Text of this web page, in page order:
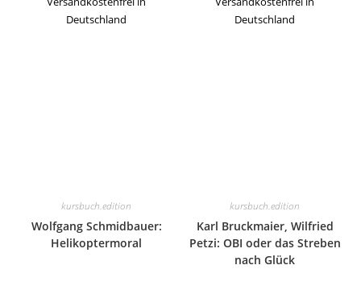
Deutschland
kursbuch.edition
Wolfgang Schmidbauer:
Helikoptermoral
Deutschland
kursbuch.edition
Karl Bruckmaier, Wilfried
Petzi: OBI oder das Streben
nach Glück